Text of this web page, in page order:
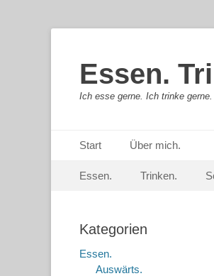
Essen.
Ich esse gerne. Ich trinke
Primäres Menü
zum
Start Über mich.
Sekundär-Menü
zum
Essen. Trinken.
Kategorien
Essen.
Auswärts.